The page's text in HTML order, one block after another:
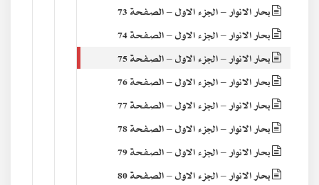
بحار الانوار – الجزء الاول – الصفحة 73
بحار الانوار – الجزء الاول – الصفحة 74
بحار الانوار – الجزء الاول – الصفحة 75
بحار الانوار – الجزء الاول – الصفحة 76
بحار الانوار – الجزء الاول – الصفحة 77
بحار الانوار – الجزء الاول – الصفحة 78
بحار الانوار – الجزء الاول – الصفحة 79
بحار الانوار – الجزء الاول – الصفحة 80